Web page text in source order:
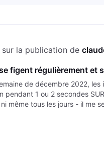
la publication de
figent régulièrement et
de décembre 2022,
pendant 1 ou 2 secondes
même tous les jours - il me